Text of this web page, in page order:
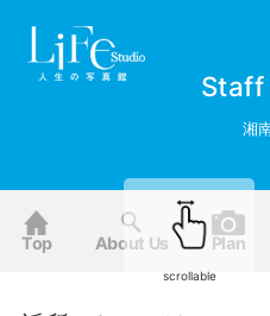
Staff
湘
Top About Us Plan